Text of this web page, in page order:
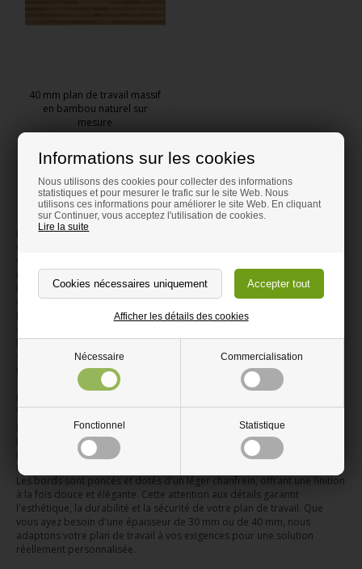
Informations sur les cookies
Nous utilisons des cookies pour collecter des informations
statistiques et pour mesurer le trafic sur le site Web. Nous
utilisons ces informations pour améliorer le site Web. En cliquant
sur Continuer, vous acceptez l'utilisation de cookies.
Lire la suite
Nécessaire Commercialisation
Fonctionnel Statistique
Afficher les détails des cookies
40 mm plan de travail massif
en bambou naturel sur
mesure
Commander ici
La beauté et le caractère unique du bois massif
Choisir un plan de travail en bois massif, c'est opter pour une pièce
unique à travers ses veinures, ses nœuds et ses nuances naturelles. Le
bois massif apporte une chaleur et une authenticité incomparables à
votre intérieur. Chez Dehoutexpert, nous célébrons cette singularité : le
bois n'est jamais identique, et c'est cette variation naturelle qui en fait
sa force et son charme. La texture douce au toucher et les reflets du
bois créent une expérience sensorielle unique. Votre plan de travail ne
sera pas juste une surface, mais une œuvre d'art qui embellira avec le
temps, devenant le cœur de votre espace.
Plans de travail sur mesure une adaptabilité parfaite
Votre projet est unique, et votre plan de travail doit l'être aussi. Nous
proposons des plans de travail en bois massif sur mesure, coupés
précisément à vos dimensions. Fini les compromis : vous recevez un
plateau prêt à être intégré. Nos artisans veillent à une découpe au
millimètre près, assurant une intégration parfaite dans votre intérieur.
Les bords sont poncés et dotés d'un léger chanfrein, offrant une finition
à la fois douce et élégante. Cette attention aux détails garantit
l'esthétique, la durabilité et la sécurité de votre plan de travail. Que
vous ayez besoin d'une épaisseur de 30 mm ou de 40 mm, nous
adaptons votre plan de travail à vos exigences pour une solution
réellement personnalisée.